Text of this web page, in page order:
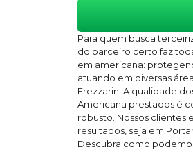
Para quem busca
do parceiro certo faz
em americana:
atuando em diversas
Frezzarin. A qualidade
Americana prestados é
robusto. Nossos clientes
resultados, seja em
Descubra como